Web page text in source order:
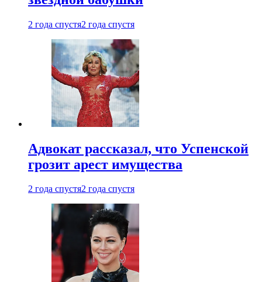
2 года спустя2 года спустя
Адвокат рассказал, что Успенской
грозит арест имущества
2 года спустя2 года спустя